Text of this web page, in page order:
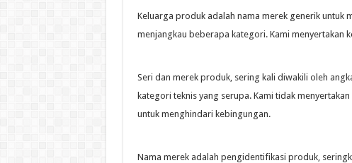
Keluarga produk adalah nama merek generik
menjangkau beberapa kategori. Kami menyertakan
Seri dan merek produk, sering kali diwakili oleh
kategori teknis yang serupa. Kami tidak
untuk menghindari kebingungan.
Nama merek adalah pengidentifikasi produk,